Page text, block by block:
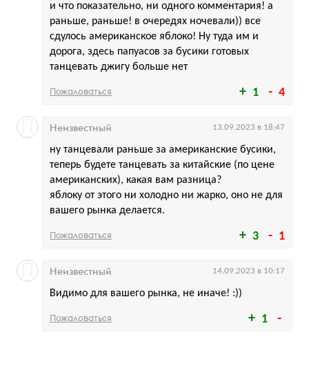
1 4
и что показательно, ни одного комментария! а
раньше, раньше! в очередях ночевали)) все
сдулось американское яблоко! Ну туда им и
дорога, здесь папуасов за бусики готовых
танцевать джигу больше нет
Пожаловаться
3 1
ну танцевали раньше за американские бусики,
теперь будете танцевать за китайские (по цене
американских), какая вам разница?
яблоку от этого ни холодно ни жарко, оно не для
вашего рынка делается.
Неизвестный 13.09.2023 в 18:47
Пожаловаться
1
Видимо для вашего рынка, не иначе! :))
Неизвестный 14.09.2023 в 10:17
Пожаловаться